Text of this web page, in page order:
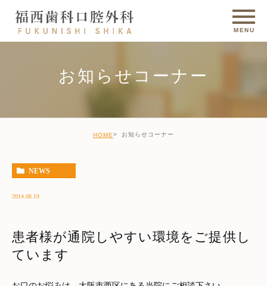
お知らせコーナー
HOME お知らせコーナー
NEWS
2014.08.19
患者様が通院しやすい環境をご提供し
ています